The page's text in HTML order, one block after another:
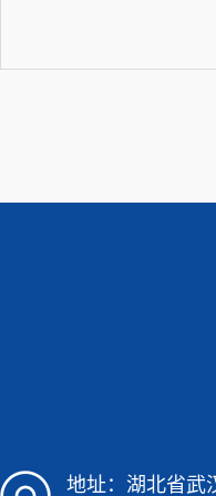
地址：湖北省武